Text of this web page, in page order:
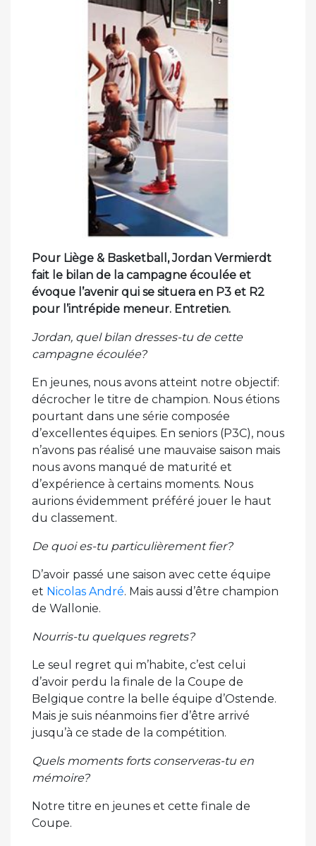
Pour Liège & Basketball, Jordan Vermierdt
fait le bilan de la campagne écoulée et
évoque l’avenir qui se situera en P3 et R2
pour l’intrépide meneur. Entretien.
Jordan, quel bilan dresses-tu de cette
campagne écoulée?
En jeunes, nous avons atteint notre objectif:
décrocher le titre de champion. Nous étions
pourtant dans une série composée
d’excellentes équipes. En seniors (P3C), nous
n’avons pas réalisé une mauvaise saison mais
nous avons manqué de maturité et
d’expérience à certains moments. Nous
aurions évidemment préféré jouer le haut
du classement.
De quoi es-tu particulièrement fier?
D’avoir passé une saison avec cette équipe
et Nicolas André. Mais aussi d’être champion
de Wallonie.
Nourris-tu quelques regrets?
Le seul regret qui m’habite, c’est celui
d’avoir perdu la finale de la Coupe de
Belgique contre la belle équipe d’Ostende.
Mais je suis néanmoins fier d’être arrivé
jusqu’à ce stade de la compétition.
Quels moments forts conserveras-tu en
mémoire?
Notre titre en jeunes et cette finale de
Coupe.